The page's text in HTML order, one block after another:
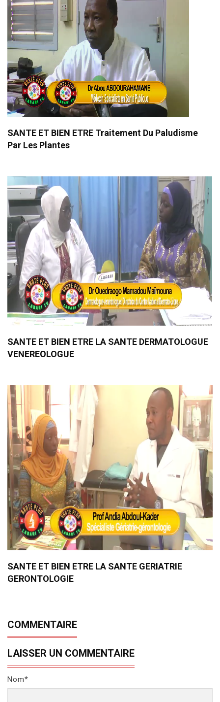
SANTE ET BIEN ETRE Traitement Du Paludisme
Par Les Plantes
SANTE ET BIEN ETRE LA SANTE DERMATOLOGUE
VENEREOLOGUE
SANTE ET BIEN ETRE LA SANTE GERIATRIE
GERONTOLOGIE
COMMENTAIRE
LAISSER UN COMMENTAIRE
Nom*